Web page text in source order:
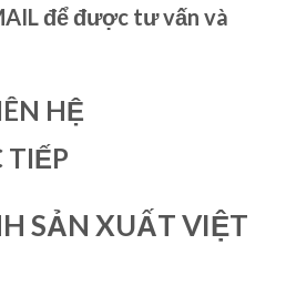
để được tư vấn và
HỆ
TIẾP
SẢN XUẤT VIỆT